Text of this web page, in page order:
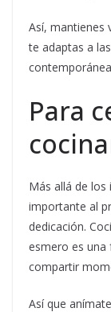
Así, mantienes
te adaptas a
Para
Más allá de los
importante al
dedicación.
esmero es una
compartir
Así que